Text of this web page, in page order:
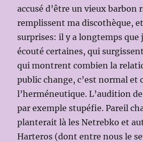
accusé d’être un vieux barbon
remplissent ma discothèque,
surprises: il y a longtemps que
écouté certaines, qui
qui montrent combien la
public change, c’est normal et
l’herméneutique. L’audition
par exemple stupéfie. Pareil
planterait là les Netrebko et
Harteros (dont entre nous le